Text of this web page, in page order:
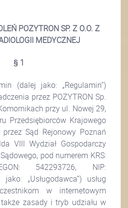
POZYTRON SP. Z O.O. Z
MEDYCZNEJ
§ 1
(dalej jako: „Regulamin”)
przez POZYTRON Sp.
przy ul. Nowej 29,
Przedsiębiorców Krajowego
przez Sąd Rejonowy Poznań
VIII Wydział Gospodarczy
pod numerem KRS:
542293726, NIP:
„Usługodawca”) usług
w internetowym
zasady i tryb udziału w